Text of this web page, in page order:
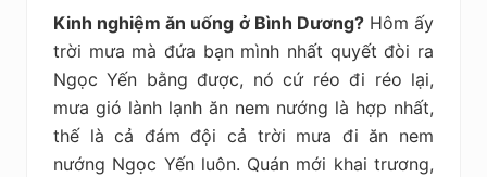
Kinh nghiệm ăn uống ở Bình Dương?Hôm ấy
trời mưa mà đứa bạn mình nhất quyết đòi ra
Ngọc Yến bằng được, nó cứ réo đi réo lại,
mưa gió lành lạnh ăn nem nướng là hợp nhất,
thế là cả đám đội cả trời mưa đi ăn nem
nướng Ngọc Yến luôn. Quán mới khai trương,